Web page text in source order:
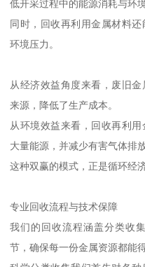
低开采过程中的能源消耗与环境
同时，回收再利用金属材料
环境压力。
从经济效益角度来看，废旧
来源，降低了生产成本。
从环境效益来看，回收再利
大量能源，并减少有害气体排放
这种双赢的模式，正是循环经
专业回收流程与技术保障
我们的回收流程涵盖分类收
节，确保每一份金属资源都能